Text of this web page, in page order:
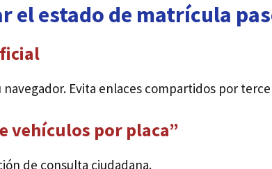
el estado de matrícula
Evita enlaces compartidos por
vehículos por placa”
de consulta ciudadana.